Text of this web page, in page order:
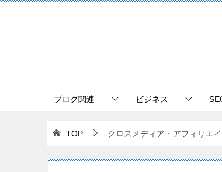
ブログ関連 ビジネス
TOP クロスメディア・アフィリエ